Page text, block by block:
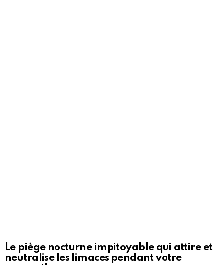
Le piège nocturne impitoyable qui attire et
neutralise les limaces pendant votre